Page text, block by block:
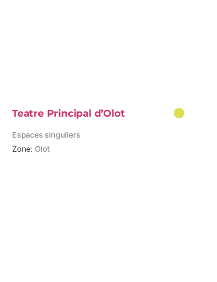
Teatre Principal d’Olot
Espaces singuliers
Zone: Olot